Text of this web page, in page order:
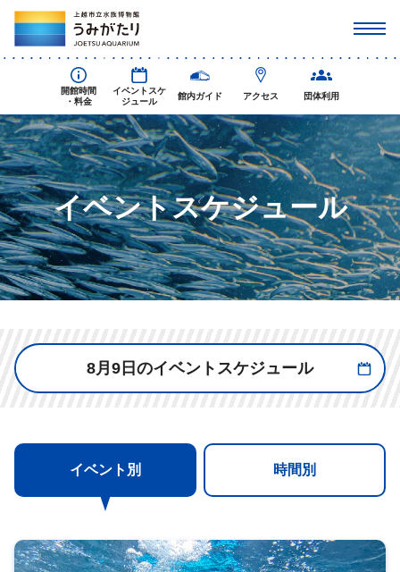
開館時間
・料金
イベントスケ
ジュール
館内ガイド アクセス 団体利用
イベントスケジュール
8月9日のイベントスケジュール
イベント別 時間別